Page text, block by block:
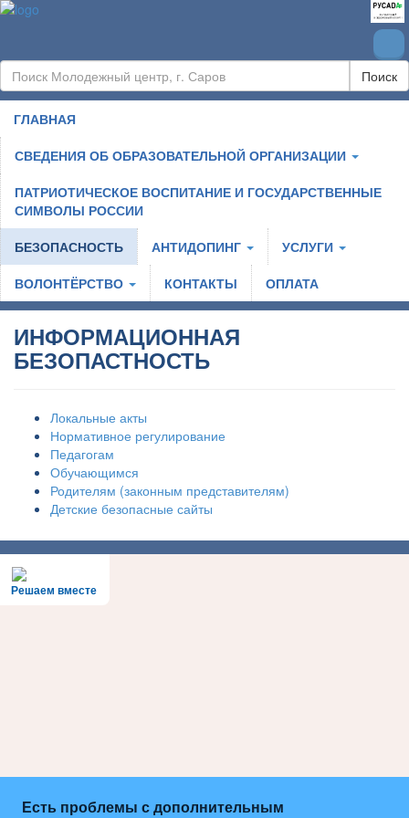
Поиск
ГЛАВНАЯ
СВЕДЕНИЯ ОБ ОБРАЗОВАТЕЛЬНОЙ ОРГАНИЗАЦИИ
ПАТРИОТИЧЕСКОЕ ВОСПИТАНИЕ И ГОСУДАРСТВЕННЫЕ
СИМВОЛЫ РОССИИ
БЕЗОПАСНОСТЬ
АНТИДОПИНГ
УСЛУГИ
ВОЛОНТЁРСТВО
КОНТАКТЫ ОПЛАТА
ИНФОРМАЦИОННАЯ
БЕЗОПАСТНОСТЬ
Локальные акты
Нормативное регулирование
Педагогам
Обучающимся
Родителям (законным представителям)
Детские безопасные сайты
Решаем вместе
Есть проблемы с дополнительным